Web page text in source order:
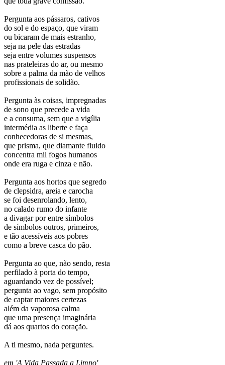
Pergunta aos pássaros, cativos
do sol e do espaço, que viram
ou bicaram de mais estranho,
seja na pele das estradas
seja entre volumes suspensos
nas prateleiras do ar, ou mesmo
sobre a palma da mão de velhos
profissionais de solidão.
Pergunta às coisas, impregnadas
de sono que precede a vida
e a consuma, sem que a vigília
intermédia as liberte e faça
conhecedoras de si mesmas,
que prisma, que diamante fluido
concentra mil fogos humanos
onde era ruga e cinza e não.
Pergunta aos hortos que segredo
de clepsidra, areia e carocha
se foi desenrolando, lento,
no calado rumo do infante
a divagar por entre símbolos
de símbolos outros, primeiros,
e tão acessíveis aos pobres
como a breve casca do pão.
Pergunta ao que, não sendo, resta
perfilado à porta do tempo,
aguardando vez de possível;
pergunta ao vago, sem propósito
de captar maiores certezas
além da vaporosa calma
que uma presença imaginária
dá aos quartos do coração.
A ti mesmo, nada perguntes.
em 'A Vida Passada a Limpo'